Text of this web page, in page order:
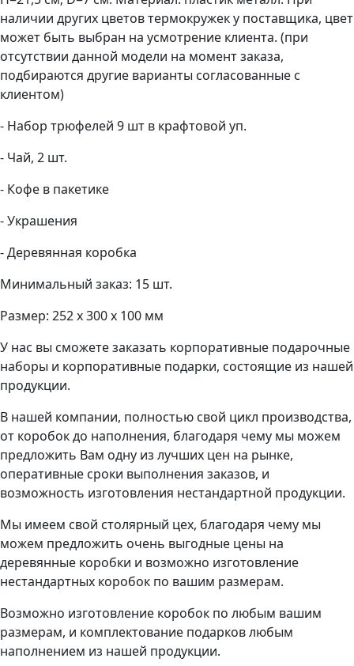
наличии других цветов термокружек у поставщика, цвет
может быть выбран на усмотрение клиента. (при
отсутствии данной модели на момент заказа,
подбираются другие варианты согласованные с
клиентом)
- Набор трюфелей 9 шт в крафтовой уп.
- Чай, 2 шт.
- Кофе в пакетике
- Украшения
- Деревянная коробка
Минимальный заказ: 15 шт.
Размер: 252 х 300 х 100 мм
У нас вы сможете заказать корпоративные подарочные
наборы и корпоративные подарки, состоящие из нашей
продукции.
В нашей компании, полностью свой цикл производства,
от коробок до наполнения, благодаря чему мы можем
предложить Вам одну из лучших цен на рынке,
оперативные сроки выполнения заказов, и
возможность изготовления нестандартной продукции.
Мы имеем свой столярный цех, благодаря чему мы
можем предложить очень выгодные цены на
деревянные коробки и возможно изготовление
нестандартных коробок по вашим размерам.
Возможно изготовление коробок по любым вашим
размерам, и комплектование подарков любым
наполнением из нашей продукции.